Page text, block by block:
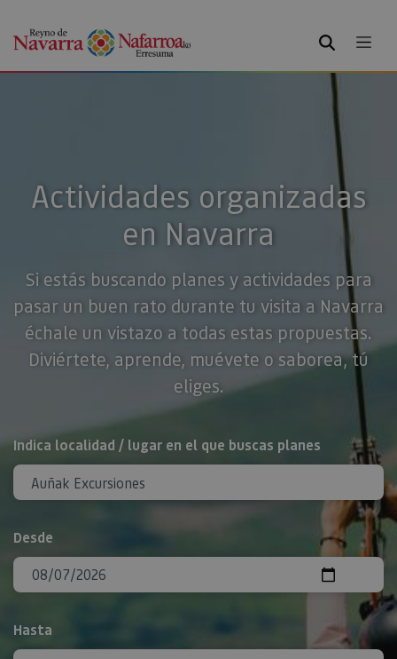
BUSCAR
Actividades organizadas
en Navarra
Si estás buscando planes y actividades para
pasar un buen rato durante tu visita a Navarra
échale un vistazo a todas estas propuestas.
Diviértete, aprende, muévete o saborea, tú
eliges.
BUSCAR
Indica localidad / lugar en el que buscas planes
Desde
Hasta